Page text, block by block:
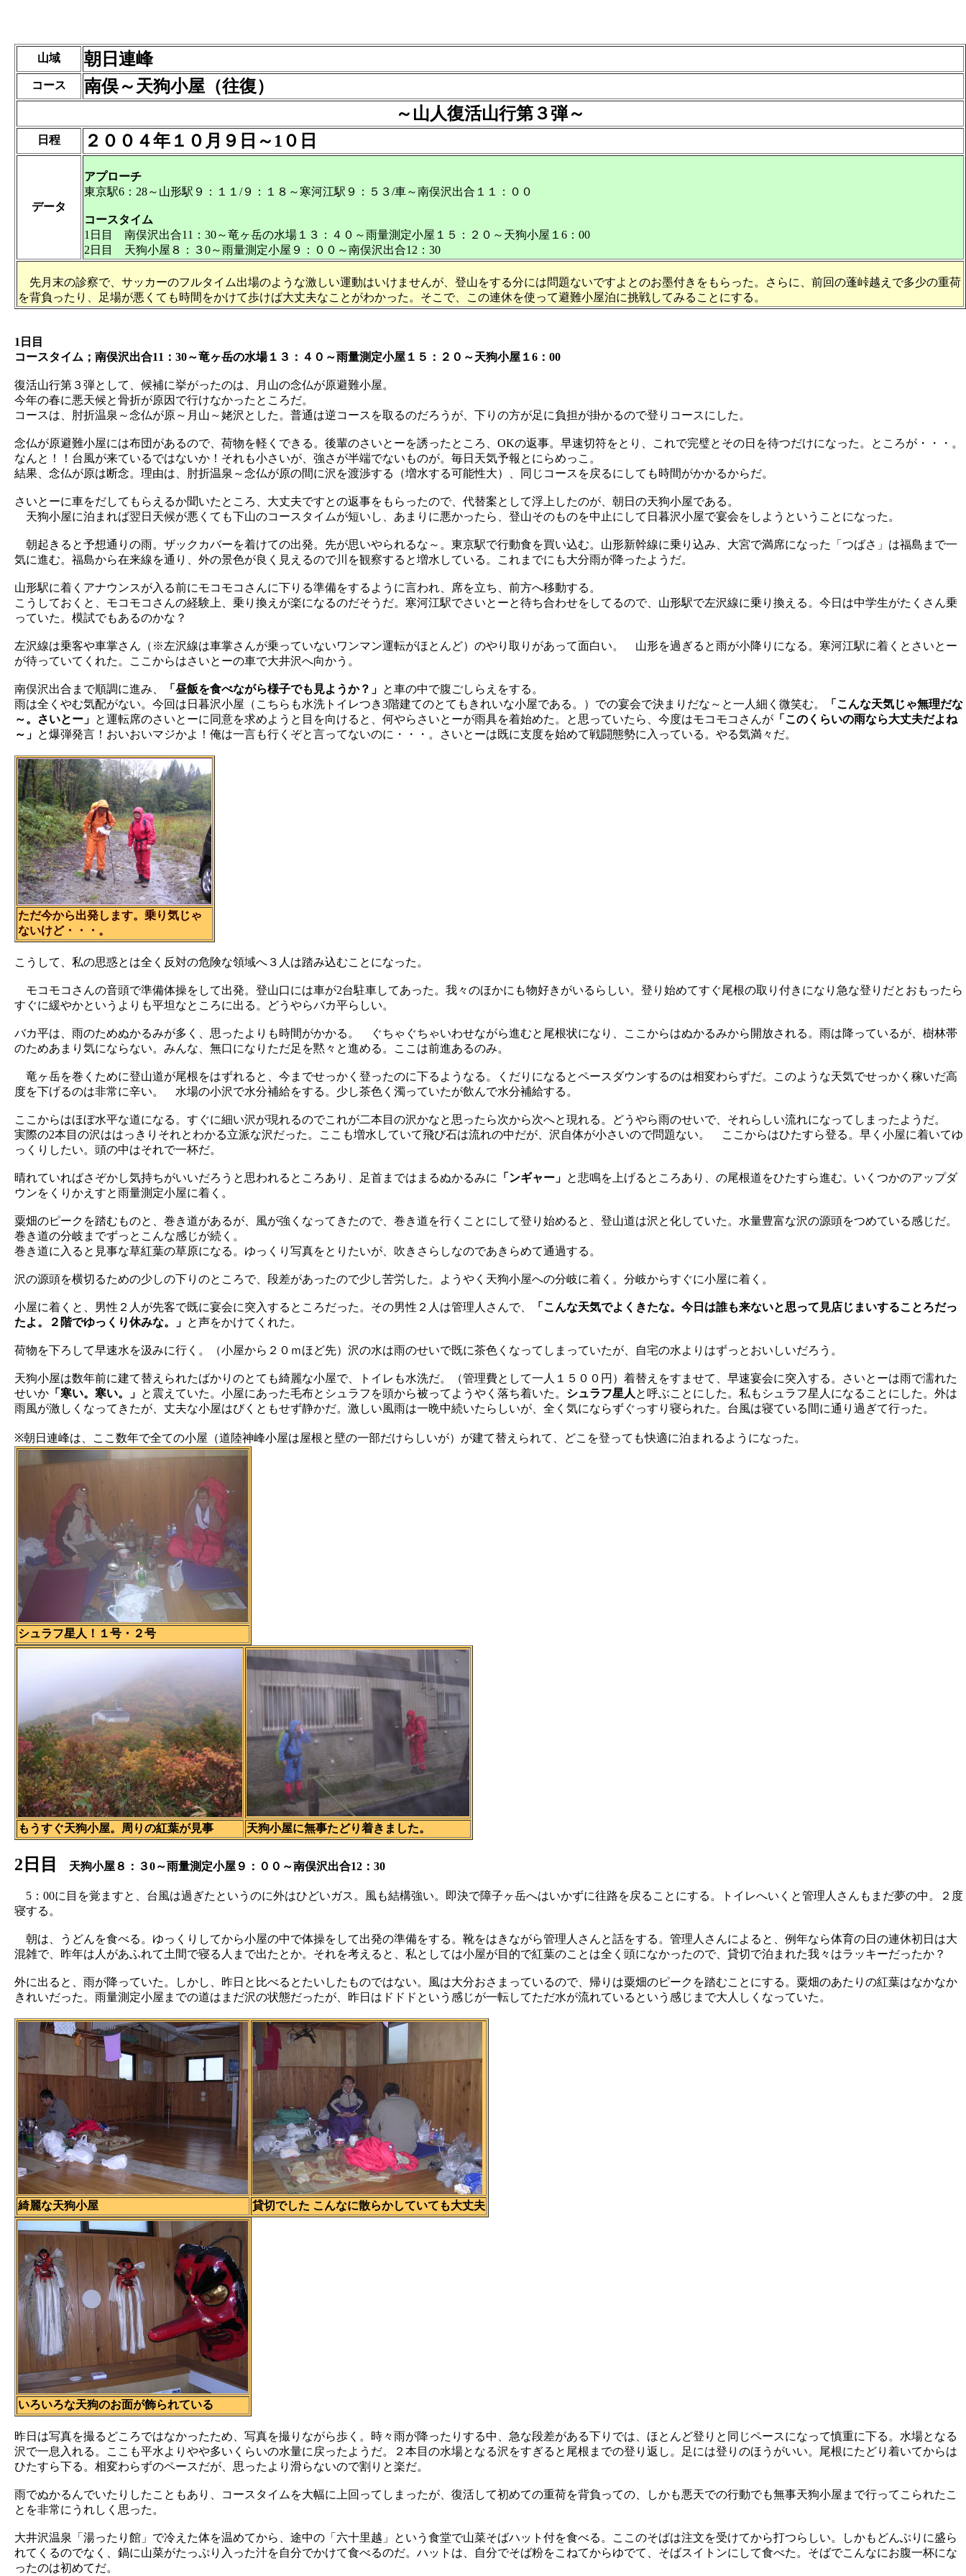
山域 朝日連峰
コース
南俣～天狗小屋（往復）
～山人復活山行第３弾～
日程 ２００４年１０月９日～1０日
データ
アプローチ
東京駅6：28～山形駅９：１１/９：１８～寒河江駅９：５３/車～南俣沢出合１１：００
コースタイム
1日目
南俣沢出合11：30～竜ヶ岳の水場１３：４０～雨量測定小屋１５：２０～天狗小屋１6：00
2日目 天狗小屋８：３0～雨量測定小屋９：００～南俣沢出合12：30
先月末の診察で、サッカーのフルタイム出場のような激しい運動はいけませんが、登山をする分には問題ないですよとのお墨付きをもらった。さらに、前回の蓬峠越えで多少の重荷
を背負ったり、足場が悪くても時間をかけて歩けば大丈夫なことがわかった。そこで、この連休を使って避難小屋泊に挑戦してみることにする。
1日目
コースタイム；南俣沢出合11：30～竜ヶ岳の水場１３：４０～雨量測定小屋１５：２０～天狗小屋１6：00
復活山行第３弾として、候補に挙がったのは、月山の念仏が原避難小屋。
今年の春に悪天候と骨折が原因で行けなかったところだ。
コースは、肘折温泉～念仏が原～月山～姥沢とした。普通は逆コースを取るのだろうが、下りの方が足に負担が掛かるので登りコースにした。
念仏が原避難小屋には布団があるので、荷物を軽くできる。後輩のさいとーを誘ったところ、OKの返事。早速切符をとり、これで完璧とその日を待つだけになった。ところが・・・。
なんと！！台風が来ているではないか！それも小さいが、強さが半端でないものが。毎日天気予報とにらめっこ。
結果、念仏が原は断念。理由は、肘折温泉～念仏が原の間に沢を渡渉する（増水する可能性大）、同じコースを戻るにしても時間がかかるからだ。
さいとーに車をだしてもらえるか聞いたところ、大丈夫ですとの返事をもらったので、代替案として浮上したのが、朝日の天狗小屋である。
天狗小屋に泊まれば翌日天候が悪くても下山のコースタイムが短いし、あまりに悪かったら、登山そのものを中止にして日暮沢小屋で宴会をしようということになった。
朝起きると予想通りの雨。ザックカバーを着けての出発。先が思いやられるな～。東京駅で行動食を買い込む。山形新幹線に乗り込み、大宮で満席になった「つばさ」は福島まで一
気に進む。福島から在来線を通り、外の景色が良く見えるので川を観察すると増水している。これまでにも大分雨が降ったようだ。
山形駅に着くアナウンスが入る前にモコモコさんに下りる準備をするように言われ、席を立ち、前方へ移動する。
こうしておくと、モコモコさんの経験上、乗り換えが楽になるのだそうだ。寒河江駅でさいとーと待ち合わせをしてるので、山形駅で左沢線に乗り換える。今日は中学生がたくさん乗
っていた。模試でもあるのかな？
左沢線は乗客や車掌さん（※左沢線は車掌さんが乗っていないワンマン運転がほとんど）のやり取りがあって面白い。 山形を過ぎると雨が小降りになる。寒河江駅に着くとさいとー
が待っていてくれた。ここからはさいとーの車で大井沢へ向かう。
南俣沢出合まで順調に進み、 「昼飯を食べながら様子でも見ようか？」 と車の中で腹ごしらえをする。
雨は全くやむ気配がない。今回は日暮沢小屋（こちらも水洗トイレつき3階建てのとてもきれいな小屋である。）での宴会で決まりだな～と一人細く微笑む。
「こんな天気じゃ無理だな
～。さいとー」 と運転席のさいとーに同意を求めようと目を向けると、何やらさいとーが雨具を着始めた。と思っていたら、今度はモコモコさんが 「このくらいの雨なら大丈夫だよね
～」 と爆弾発言！おいおいマジかよ！俺は一言も行くぞと言ってないのに・・・。さいとーは既に支度を始めて戦闘態勢に入っている。やる気満々だ。
ただ今から出発します。乗り気じゃ
ないけど・・・。
こうして、私の思惑とは全く反対の危険な領域へ３人は踏み込むことになった。
モコモコさんの音頭で準備体操をして出発。登山口には車が2台駐車してあった。我々のほかにも物好きがいるらしい。登り始めてすぐ尾根の取り付きになり急な登りだとおもったら
すぐに緩やかというよりも平坦なところに出る。どうやらバカ平らしい。
バカ平は、雨のためぬかるみが多く、思ったよりも時間がかかる。 ぐちゃぐちゃいわせながら進むと尾根状になり、ここからはぬかるみから開放される。雨は降っているが、樹林帯
のためあまり気にならない。みんな、無口になりただ足を黙々と進める。ここは前進あるのみ。
竜ヶ岳を巻くために登山道が尾根をはずれると、今までせっかく登ったのに下るようなる。くだりになるとペースダウンするのは相変わらずだ。このような天気でせっかく稼いだ高
度を下げるのは非常に辛い。 水場の小沢で水分補給をする。少し茶色く濁っていたが飲んで水分補給する。
ここからはほぼ水平な道になる。すぐに細い沢が現れるのでこれが二本目の沢かなと思ったら次から次へと現れる。どうやら雨のせいで、それらしい流れになってしまったようだ。
実際の2本目の沢ははっきりそれとわかる立派な沢だった。ここも増水していて飛び石は流れの中だが、沢自体が小さいので問題ない。 ここからはひたすら登る。早く小屋に着いてゆ
っくりしたい。頭の中はそれで一杯だ。
晴れていればさぞかし気持ちがいいだろうと思われるところあり、足首まではまるぬかるみに 「ンギャー」 と悲鳴を上げるところあり、の尾根道をひたすら進む。いくつかのアップダ
ウンをくりかえすと雨量測定小屋に着く。
粟畑のピークを踏むものと、巻き道があるが、風が強くなってきたので、巻き道を行くことにして登り始めると、登山道は沢と化していた。水量豊富な沢の源頭をつめている感じだ。
巻き道の分岐までずっとこんな感じが続く。
巻き道に入ると見事な草紅葉の草原になる。ゆっくり写真をとりたいが、吹きさらしなのであきらめて通過する。
沢の源頭を横切るための少しの下りのところで、段差があったので少し苦労した。ようやく天狗小屋への分岐に着く。分岐からすぐに小屋に着く。
小屋に着くと、男性２人が先客で既に宴会に突入するところだった。その男性２人は管理人さんで、
「こんな天気でよくきたな。今日は誰も来ないと思って見店じまいすることろだっ
たよ。２階でゆっくり休みな。」 と声をかけてくれた。
荷物を下ろして早速水を汲みに行く。（小屋から２０ｍほど先）沢の水は雨のせいで既に茶色くなってしまっていたが、自宅の水よりはずっとおいしいだろう。
天狗小屋は数年前に建て替えられたばかりのとても綺麗な小屋で、トイレも水洗だ。（管理費として一人１５００円）着替えをすませて、早速宴会に突入する。さいとーは雨で濡れた
せいか 「寒い。寒い。」 と震えていた。小屋にあった毛布とシュラフを頭から被ってようやく落ち着いた。 シュラフ星人 と呼ぶことにした。私もシュラフ星人になることにした。外は
雨風が激しくなってきたが、丈夫な小屋はびくともせず静かだ。激しい風雨は一晩中続いたらしいが、全く気にならずぐっすり寝られた。台風は寝ている間に通り過ぎて行った。
※朝日連峰は、ここ数年で全ての小屋（道陸神峰小屋は屋根と壁の一部だけらしいが）が建て替えられて、どこを登っても快適に泊まれるようになった。
シュラフ星人！１号・２号
もうすぐ天狗小屋。周りの紅葉が見事 天狗小屋に無事たどり着きました。
2日目 天狗小屋８：３0～雨量測定小屋９：００～南俣沢出合12：30
5：00に目を覚ますと、台風は過ぎたというのに外はひどいガス。風も結構強い。即決で障子ヶ岳へはいかずに往路を戻ることにする。トイレへいくと管理人さんもまだ夢の中。２度
寝する。
朝は、うどんを食べる。ゆっくりしてから小屋の中で体操をして出発の準備をする。靴をはきながら管理人さんと話をする。管理人さんによると、例年なら体育の日の連休初日は大
混雑で、昨年は人があふれて土間で寝る人まで出たとか。それを考えると、私としては小屋が目的で紅葉のことは全く頭になかったので、貸切で泊まれた我々はラッキーだったか？
外に出ると、雨が降っていた。しかし、昨日と比べるとたいしたものではない。風は大分おさまっているので、帰りは粟畑のピークを踏むことにする。粟畑のあたりの紅葉はなかなか
きれいだった。雨量測定小屋までの道はまだ沢の状態だったが、昨日はドドドという感じが一転してただ水が流れているという感じまで大人しくなっていた。
綺麗な天狗小屋 貸切でした こんなに散らかしていても大丈夫
いろいろな天狗のお面が飾られている
昨日は写真を撮るどころではなかったため、写真を撮りながら歩く。時々雨が降ったりする中、急な段差がある下りでは、ほとんど登りと同じペースになって慎重に下る。水場となる
沢で一息入れる。ここも平水よりやや多いくらいの水量に戻ったようだ。２本目の水場となる沢をすぎると尾根までの登り返し。足には登りのほうがいい。尾根にたどり着いてからは
ひたすら下る。相変わらずのペースだが、思ったより滑らないので割りと楽だ。
雨でぬかるんでいたりしたこともあり、コースタイムを大幅に上回ってしまったが、復活して初めての重荷を背負っての、しかも悪天での行動でも無事天狗小屋まで行ってこられたこ
とを非常にうれしく思った。
大井沢温泉「湯ったり館」で冷えた体を温めてから、途中の「六十里越」という食堂で山菜そばハット付を食べる。ここのそばは注文を受けてから打つらしい。しかもどんぶりに盛ら
れてくるのでなく、鍋に山菜がたっぷり入った汁を自分でかけて食べるのだ。ハットは、自分でそば粉をこねてからゆでて、そばスイトンにして食べた。そばでこんなにお腹一杯にな
ったのは初めてだ。